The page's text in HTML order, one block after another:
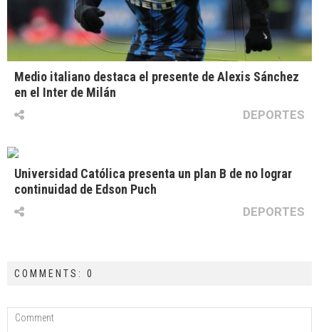
Medio italiano destaca el presente de Alexis Sánchez
en el Inter de Milán
DEPORTES
Universidad Católica presenta un plan B de no lograr
continuidad de Edson Puch
DEPORTES
COMMENTS: 0